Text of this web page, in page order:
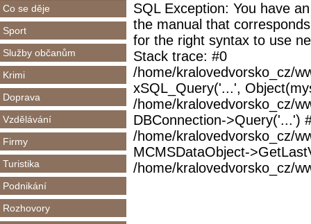
Co se děje
Sport
Služby občanům
Krimi
Doprava
Vzdělávání
Firmy
Turistika
Podnikání
Rozhovory
SQL Exception: You have
the manual that
for the right syntax to use
Stack trace: #0
/home/kralovedvorsko_cz/
xSQL_Query('...',
/home/kralovedvorsko_cz/
DBConnection->Query('...')
/home/kralovedvorsko_cz/
MCMSDataObject-
/home/kralovedvorsko_cz/